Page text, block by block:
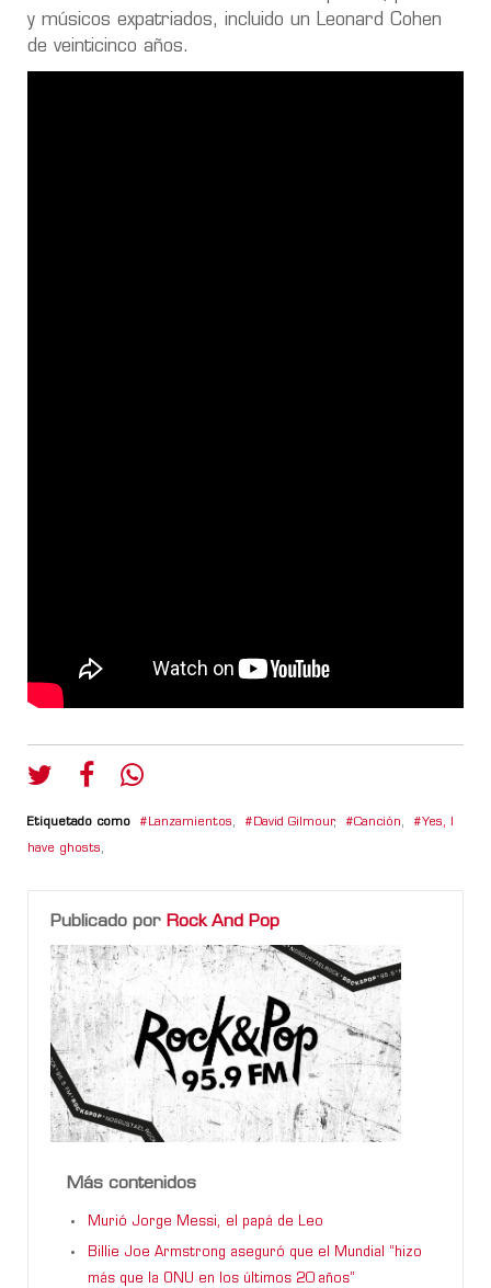
y músicos expatriados, incluido un Leonard Cohen
de veinticinco años.
Etiquetado como Lanzamientos, David Gilmour, Canción, Yes, I
have ghosts,
Publicado por Rock And Pop
Más contenidos
Murió Jorge Messi, el papá de Leo
Billie Joe Armstrong aseguró que el Mundial “hizo
más que la ONU en los últimos 20 años”